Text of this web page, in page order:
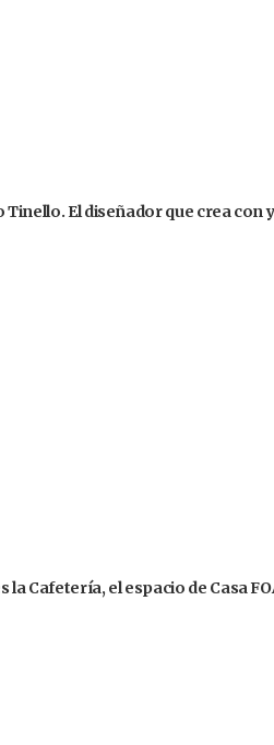
Tinello. El diseñador que crea con
la Cafetería, el espacio de Casa